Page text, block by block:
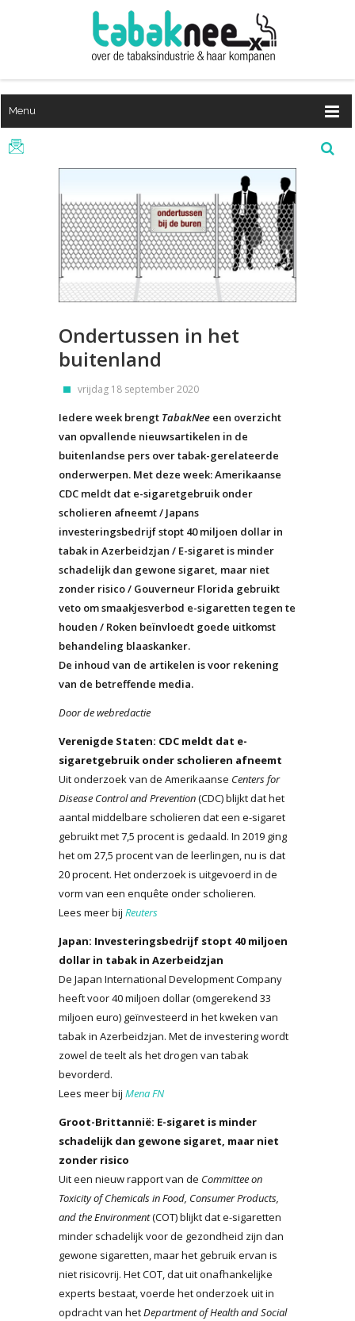
Menu
Ondertussen in het
buitenland
vrijdag 18 september 2020
Iedere week brengt TabakNee een overzicht
van opvallende nieuwsartikelen in de
buitenlandse pers over tabak-gerelateerde
onderwerpen. Met deze week: Amerikaanse
CDC meldt dat e-sigaretgebruik onder
scholieren afneemt / Japans
investeringsbedrijf stopt 40 miljoen dollar in
tabak in Azerbeidzjan / E-sigaret is minder
schadelijk dan gewone sigaret, maar niet
zonder risico / Gouverneur Florida gebruikt
veto om smaakjesverbod e-sigaretten tegen te
houden / Roken beïnvloedt goede uitkomst
behandeling blaaskanker.
De inhoud van de artikelen is voor rekening
van de betreffende media.
Door de webredactie
Verenigde Staten: CDC meldt dat e-
sigaretgebruik onder scholieren afneemt
Uit onderzoek van de Amerikaanse Centers for
Disease Control and Prevention(CDC) blijkt dat het
aantal middelbare scholieren dat een e-sigaret
gebruikt met 7,5 procent is gedaald. In 2019 ging
het om 27,5 procent van de leerlingen, nu is dat
20 procent. Het onderzoek is uitgevoerd in de
vorm van een enquête onder scholieren.
Lees meer bij Reuters
Japan: Investeringsbedrijf stopt 40 miljoen
dollar in tabak in Azerbeidzjan
De Japan International Development Company
heeft voor 40 miljoen dollar (omgerekend 33
miljoen euro) geïnvesteerd in het kweken van
tabak in Azerbeidzjan. Met de investering wordt
zowel de teelt als het drogen van tabak
bevorderd.
Lees meer bij Mena FN
Groot-Brittannië: E-sigaret is minder
schadelijk dan gewone sigaret, maar niet
zonder risico
Uit een nieuw rapport van de Committee on
Toxicity of Chemicals in Food, Consumer Products,
and the Environment(COT) blijkt dat e-sigaretten
minder schadelijk voor de gezondheid zijn dan
gewone sigaretten, maar het gebruik ervan is
niet risicovrij. Het COT, dat uit onafhankelijke
experts bestaat, voerde het onderzoek uit in
opdracht van hetDepartment of Health and Social